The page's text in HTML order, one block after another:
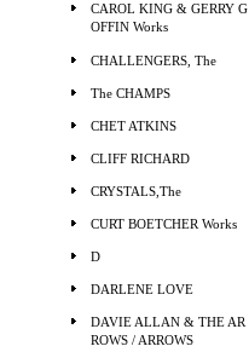
CAROL KING & GERRY G
OFFIN Works
CHALLENGERS, The
The CHAMPS
CHET ATKINS
CLIFF RICHARD
CRYSTALS,The
CURT BOETCHER Works
D
DARLENE LOVE
DAVIE ALLAN & THE AR
ROWS / ARROWS